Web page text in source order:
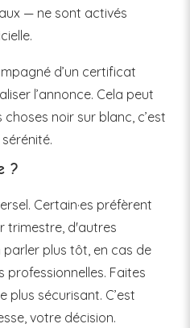
— ne sont activés
d’un certificat
l’annonce. Cela peut
noir sur blanc, c’est
?
Certain·es préfèrent
trimestre, d'autres
plus tôt, en cas de
Faites
plus sécurisant. C’est
votre décision.